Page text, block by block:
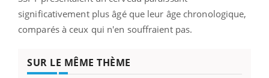
significativement plus âgé que leur âge chronologique,
comparés à ceux qui n'en souffraient pas.
SUR LE MÊME THÈME